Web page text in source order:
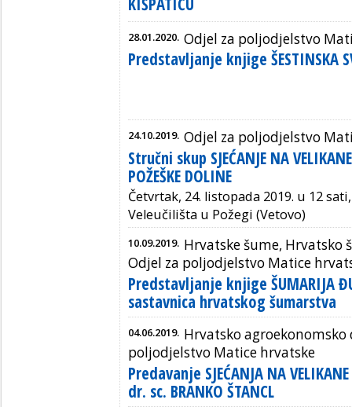
28.01.2020. Odjel za poljodjelstvo
Predstavljanje knjige ŠESTINSKA
24.10.2019. Odjel za poljodjelstvo
Stručni skup SJEĆANJE NA
POŽEŠKE DOLINE
Četvrtak, 24. listopada 2019. u 12
Veleučilišta u Požegi (Vetovo)
10.09.2019. Hrvatske šume, Hrvatsko
Odjel za poljodjelstvo Matice
Predstavljanje knjige ŠUMARIJA
sastavnica hrvatskog šumarstva
04.06.2019. Hrvatsko agroekonomsko
poljodjelstvo Matice hrvatske
Predavanje SJEĆANJA NA
dr. sc. BRANKO ŠTANCL